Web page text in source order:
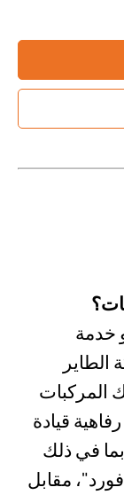
خدمة
المركبات
قيادة
في ذلك
مقابل